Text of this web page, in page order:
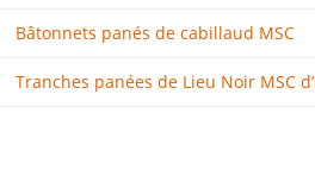
Bâtonnets panés de cabillaud MSC
Tranches panées de Lieu Noir MSC